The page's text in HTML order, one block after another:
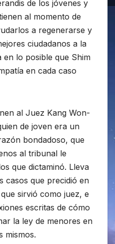
de los jóvenes y
al momento de
a regenerarse y
ciudadanos a la
en lo posible que Shim
en cada caso
al Juez Kang Won-
de joven era un
bondadoso, que
al tribunal le
que dictaminó. Lleva
casos que precidió en
sirvió como juez, e
escritas de cómo
la ley de menores en
mismos.